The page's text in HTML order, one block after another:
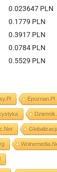
0.023647 PLN
0.1779 PLN
0.3917 PLN
0.0784 PLN
0.5529 PLN
Epoznan.pl